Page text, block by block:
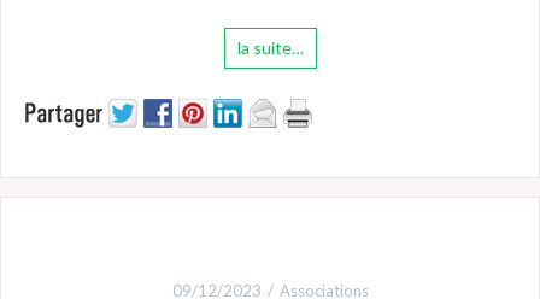
la suite…
09/12/2023 Associations